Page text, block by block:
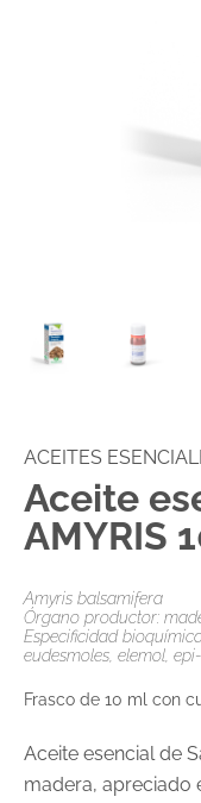
ACEITES
Aceite
AMYRIS
Amyris balsamifera
Órgano productor:
Especificidad
eudesmoles, elemol,
Frasco de 10 ml con
Aceite esencial de
madera, apreciado